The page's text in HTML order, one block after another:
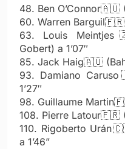
48. Ben O’Connor🇦🇺
60. Warren Barguil🇫🇷
63. Louis Meintjes
Gobert) a 1’07″
85. Jack Haig🇦🇺
93. Damiano Caruso
1’27″
98. Guillaume Martin
108. Pierre Latour🇫🇷
110. Rigoberto
a 1’46”